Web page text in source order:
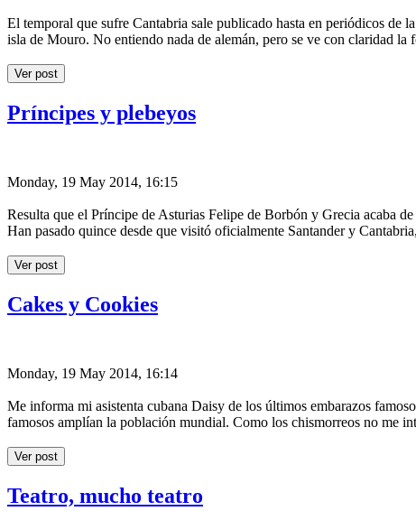
El temporal que sufre Cantabria sale publicado hasta en periódicos de
isla de Mouro. No entiendo nada de alemán, pero se ve con claridad
Ver post
Príncipes y plebeyos
Monday, 19 May 2014, 16:15
Resulta que el Príncipe de Asturias Felipe de Borbón y Grecia acaba
Han pasado quince desde que visitó oficialmente Santander y
Ver post
Cakes y Cookies
Monday, 19 May 2014, 16:14
Me informa mi asistenta cubana Daisy de los últimos embarazos
famosos amplían la población mundial. Como los chismorreos no me
Ver post
Teatro, mucho teatro